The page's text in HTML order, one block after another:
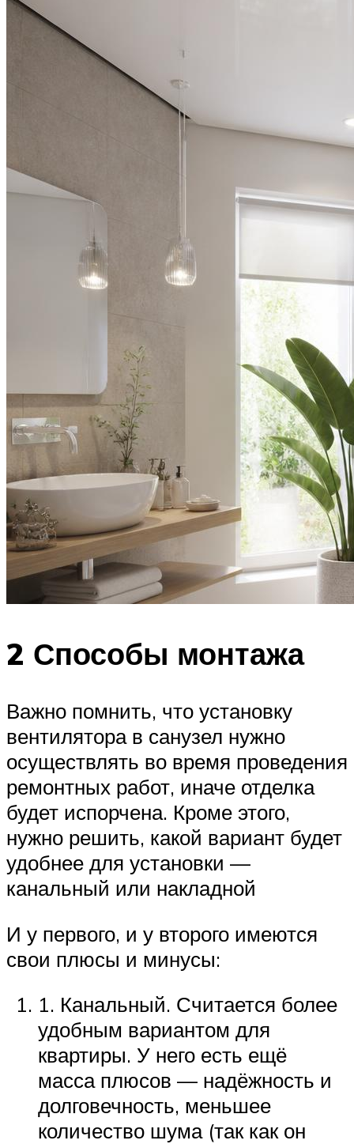
2 Способы монтажа
Важно помнить, что установку
вентилятора в санузел нужно
осуществлять во время проведения
ремонтных работ, иначе отделка
будет испорчена. Кроме этого,
нужно решить, какой вариант будет
удобнее для установки —
канальный или накладной
И у первого, и у второго имеются
свои плюсы и минусы:
1. Канальный. Считается более
удобным вариантом для
квартиры. У него есть ещё
масса плюсов — надёжность и
долговечность, меньшее
количество шума (так как он